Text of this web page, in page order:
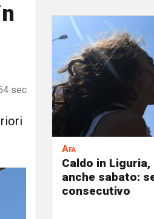
sec
Afa
Caldo in
anche sabato:
consecutivo